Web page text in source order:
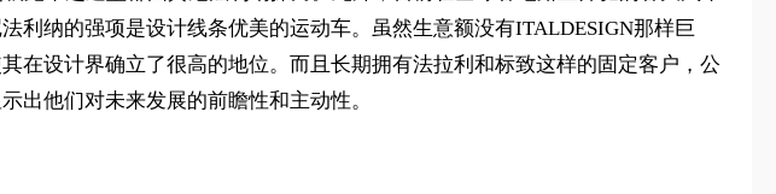
利纳的强项是设计线条优美的运动车。虽然生意额没有ITALDESIGN那样巨
在设计界确立了很高的地位。而且长期拥有法拉利和标致这样的固定客户，公
出他们对未来发展的前瞻性和主动性。